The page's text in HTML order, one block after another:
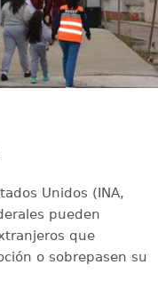
Unidos (INA,
pueden
que
o sobrepasen su